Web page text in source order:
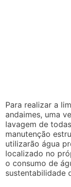
Para realizar a
andaimes, uma
lavagem de
manutenção
utilizarão água
localizado no
o consumo de
sustentabilidade